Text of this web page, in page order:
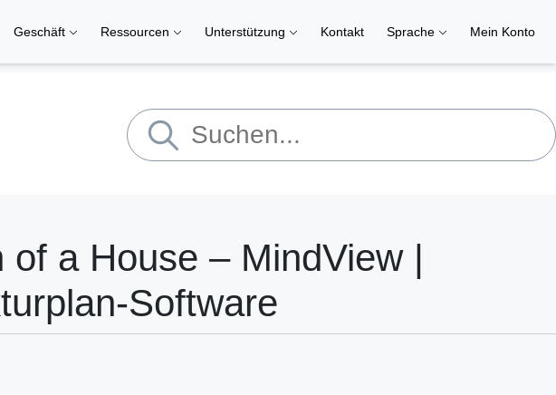
Geschäft Ressourcen Unterstützung Kontakt Sprache Mein Konto
of a House – MindView |
Software